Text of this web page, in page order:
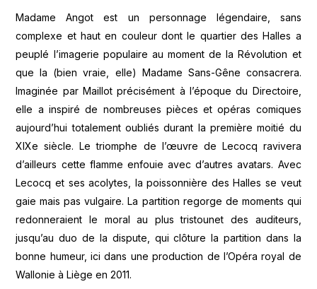
Madame Angot est un personnage légendaire, sans
complexe et haut en couleur dont le quartier des Halles a
peuplé l’imagerie populaire au moment de la Révolution et
que la (bien vraie, elle) Madame Sans-Gêne consacrera.
Imaginée par Maillot précisément à l’époque du Directoire,
elle a inspiré de nombreuses pièces et opéras comiques
aujourd’hui totalement oubliés durant la première moitié du
XIXe siècle. Le triomphe de l’œuvre de Lecocq ravivera
d’ailleurs cette flamme enfouie avec d’autres avatars. Avec
Lecocq et ses acolytes, la poissonnière des Halles se veut
gaie mais pas vulgaire. La partition regorge de moments qui
redonneraient le moral au plus tristounet des auditeurs,
jusqu’au duo de la dispute, qui clôture la partition dans la
bonne humeur, ici dans une production de l’Opéra royal de
Wallonie à Liège en 2011.